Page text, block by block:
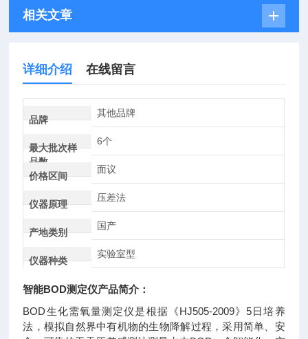
相关文章
详细介绍 在线留言
品牌
其他品牌
最大批次样
品数
6个
价格区间
面议
仪器原理
压差法
产地类别
国产
仪器种类
实验室型
智能BOD测定仪产品简介：
BOD生化需氧量测定仪是根据《HJ505-2009》5日培养
法，模拟自然界中有机物的生物降解过程，采用简单、安